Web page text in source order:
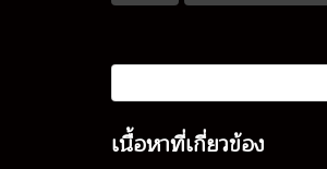
เนื้อหาที่เกี่ยวข้อง